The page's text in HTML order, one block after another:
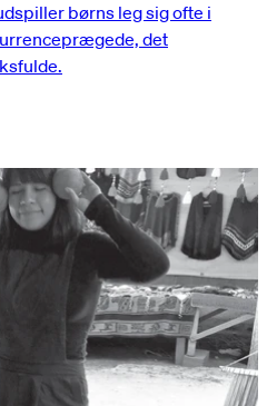
børns leg sig ofte i
det